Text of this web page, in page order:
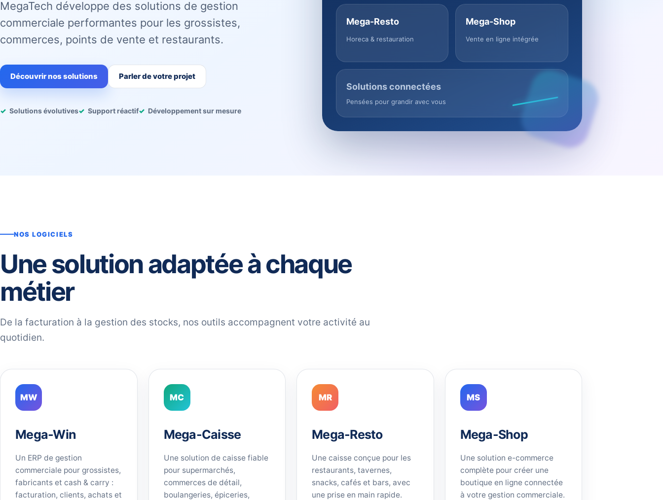
MegaTech développe des solutions de gestion
commerciale performantes pour les grossistes,
commerces, points de vente et restaurants.
Découvrir nos solutions Parler de votre projet
Solutions évolutives Support réactif Développement sur mesure
Mega-Resto
Horeca & restauration
Mega-Shop
Vente en ligne intégrée
Solutions connectées
Pensées pour grandir avec vous
NOS LOGICIELS
Une solution adaptée à chaque
métier
De la facturation à la gestion des stocks, nos outils accompagnent votre activité au
quotidien.
MW
Mega-Win
Un ERP de gestion
commerciale pour grossistes,
fabricants et cash & carry :
facturation, clients, achats et
MC
Mega-Caisse
Une solution de caisse fiable
pour supermarchés,
commerces de détail,
boulangeries, épiceries,
MR
Mega-Resto
Une caisse conçue pour les
restaurants, tavernes,
snacks, cafés et bars, avec
une prise en main rapide.
MS
Mega-Shop
Une solution e-commerce
complète pour créer une
boutique en ligne connectée
à votre gestion commerciale.